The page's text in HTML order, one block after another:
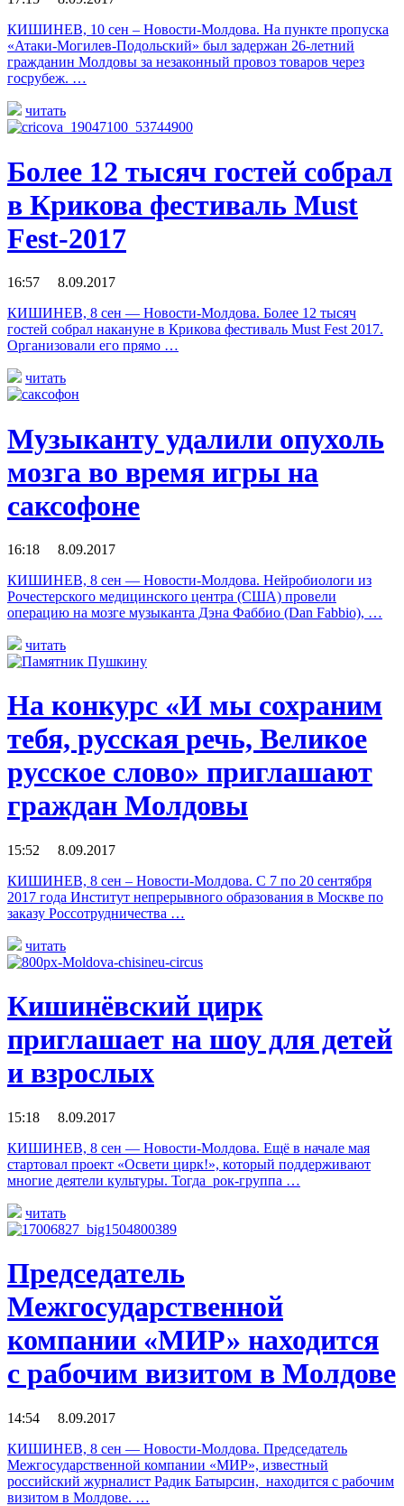
КИШИНЕВ, 10 сен – Новости-Молдова. На пункте пропуска
«Атаки-Могилев-Подольский» был задержан 26-летний
гражданин Молдовы за незаконный провоз товаров через
госрубеж. …
читать
Более 12 тысяч гостей собрал
в Крикова фестиваль Must
Fest-2017
16:57 8.09.2017
КИШИНЕВ, 8 сен — Новости-Молдова. Более 12 тысяч
гостей собрал накануне в Крикова фестиваль Must Fest 2017.
Организовали его прямо …
читать
Музыканту удалили опухоль
мозга во время игры на
саксофоне
16:18 8.09.2017
КИШИНЕВ, 8 сен — Новости-Молдова. Нейробиологи из
Рочестерского медицинского центра (США) провели
операцию на мозге музыканта Дэна Фаббио (Dan Fabbio), …
читать
На конкурс «И мы сохраним
тебя, русская речь, Великое
русское слово» приглашают
граждан Молдовы
15:52 8.09.2017
КИШИНЕВ, 8 сен – Новости-Молдова. С 7 по 20 сентября
2017 года Институт непрерывного образования в Москве по
заказу Россотрудничества …
читать
Кишинёвский цирк
приглашает на шоу для детей
и взрослых
15:18 8.09.2017
КИШИНЕВ, 8 сен — Новости-Молдова. Ещё в начале мая
стартовал проект «Освети цирк!», который поддерживают
многие деятели культуры. Тогда рок-группа …
читать
Председатель
Межгосударственной
компании «МИР» находится
с рабочим визитом в Молдове
14:54 8.09.2017
КИШИНЕВ, 8 сен — Новости-Молдова. Председатель
Межгосударственной компании «МИР», известный
российский журналист Радик Батырсин, находится с рабочим
визитом в Молдове. …